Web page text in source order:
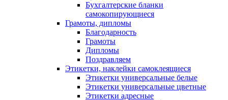
Бухгалтерские бланки
самокопирующиеся
Грамоты, дипломы
Благодарность
Грамоты
Дипломы
Поздравляем
Этикетки, наклейки самоклеящиеся
Этикетки универсальные белые
Этикетки универсальные цветные
Этикетки адресные